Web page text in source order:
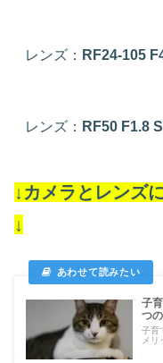
レンズ： RF24-105
レンズ： RF50 F1.8
↓カメラとレンズ
↓
子
つ
子育
メリ